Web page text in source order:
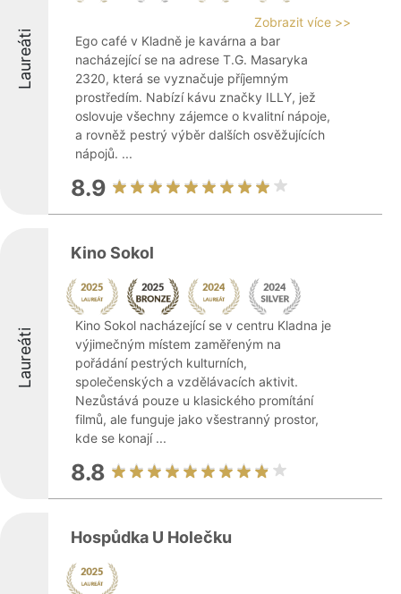
Laureáti
Zobrazit více >>
Ego café v Kladně je kavárna a bar
nacházející se na adrese T.G. Masaryka
2320, která se vyznačuje příjemným
prostředím. Nabízí kávu značky ILLY, jež
oslovuje všechny zájemce o kvalitní nápoje,
a rovněž pestrý výběr dalších osvěžujících
nápojů. ...
8.9
Laureáti
Kino Sokol
Kino Sokol nacházející se v centru Kladna je
výjimečným místem zaměřeným na
pořádání pestrých kulturních,
společenských a vzdělávacích aktivit.
Nezůstává pouze u klasického promítání
filmů, ale funguje jako všestranný prostor,
kde se konají ...
8.8
Hospůdka U Holečku